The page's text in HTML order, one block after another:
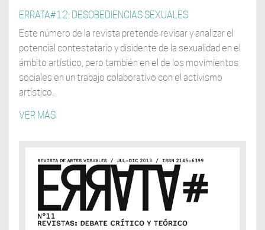
ERRATA#12: DESOBEDIENCIAS SEXUALES
Este número de la revista pretende revisar y analizar el
potencial contestatario y disidente de la sexualidad en el
ámbito artístico, pero también en el de los movimientos
sociales en un trabajo colaborativo con el activismo
artístico.
VER MÁS